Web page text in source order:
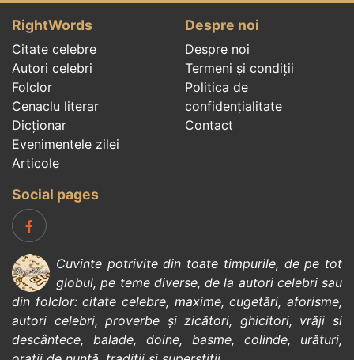
RightWords
Citate celebre
Autori celebri
Folclor
Cenaclu literar
Dicționar
Evenimentele zilei
Articole
Despre noi
Despre noi
Termeni și condiții
Politica de
confidenţialitate
Contact
Social pages
Cuvinte potrivite din toate timpurile, de pe tot
globul, pe teme diverse, de la autori celebrisau
din folclor:citate celebre, maxime,cugetări,aforisme,
autori celebri,proverbe și zicători, ghicitori, vrăji si
descântece, balade, doine, basme, colinde, urături,